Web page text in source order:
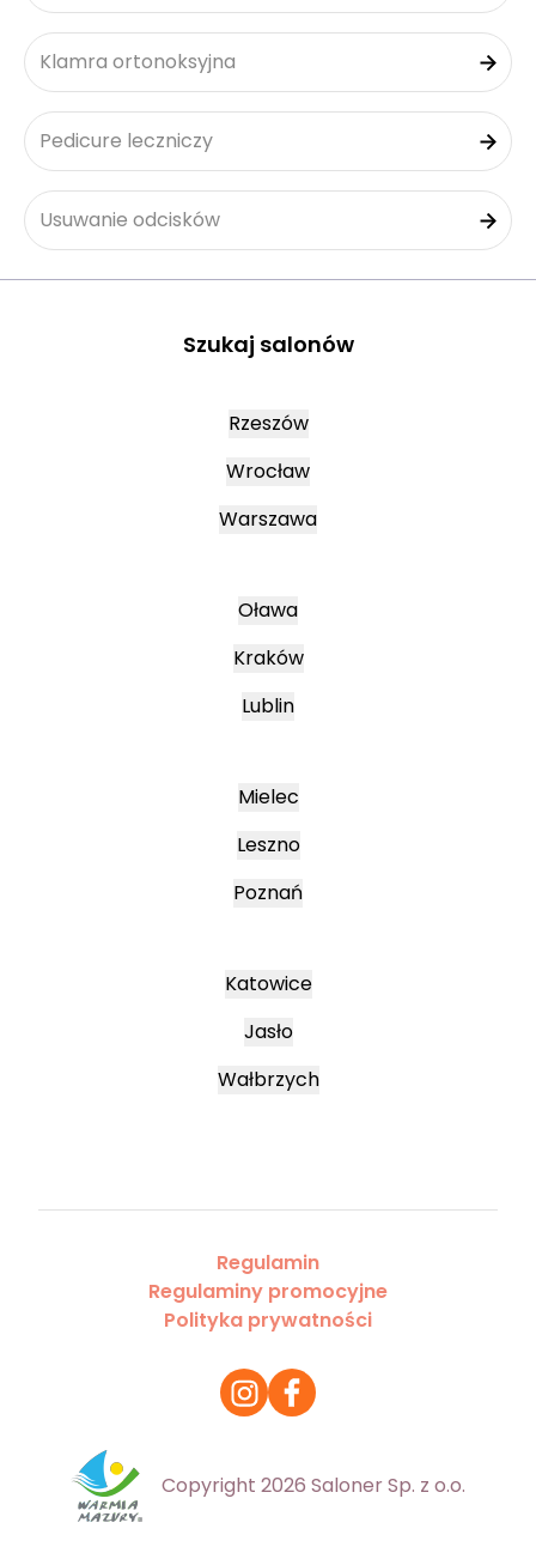
Klamra ortonoksyjna
Pedicure leczniczy
Usuwanie odcisków
Szukaj salonów
Rzeszów
Wrocław
Warszawa
Oława
Kraków
Lublin
Mielec
Leszno
Poznań
Katowice
Jasło
Wałbrzych
Regulamin
Regulaminy promocyjne
Polityka prywatności
Copyright 2026 Saloner Sp. z o.o.